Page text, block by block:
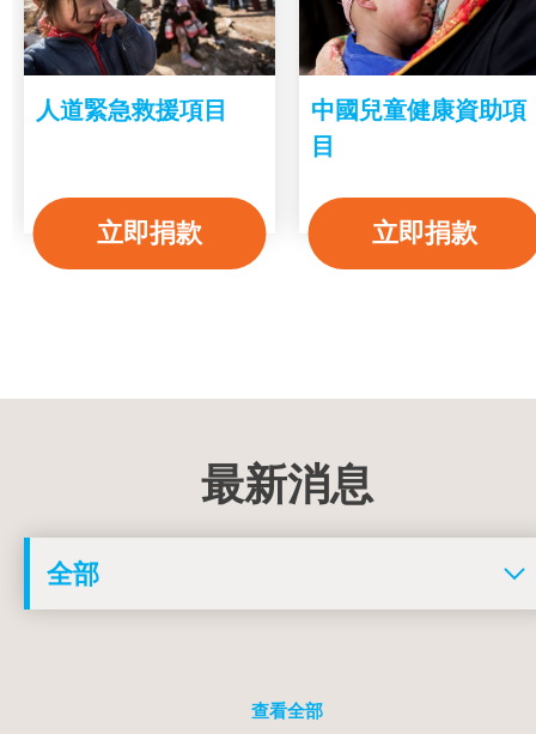
人道緊急救援項目
立即捐款
中國兒童健康資助項
目
立即捐款
最新消息
查看全部